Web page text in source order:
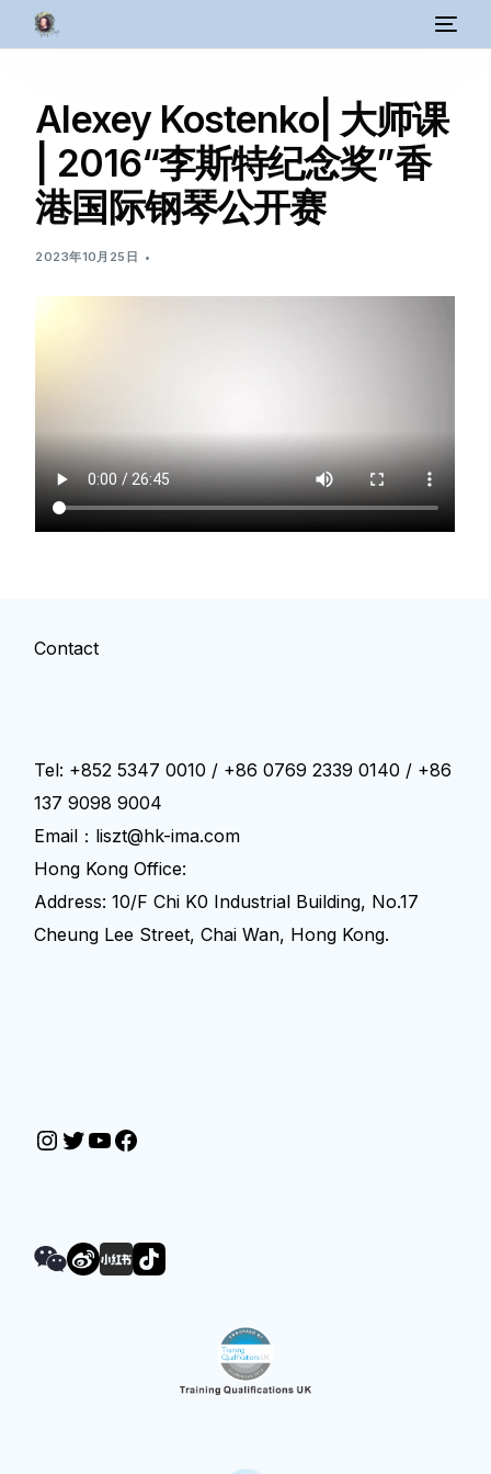
Alexey Kostenko| 大师课
| 2016“李斯特纪念奖”香
港国际钢琴公开赛
2023年10月25日
Contact
Tel: +852 5347 0010 / +86 0769 2339 0140 / +86
137 9098 9004
Email：liszt@hk-ima.com
Hong Kong Office:
Address: 10/F Chi K0 Industrial Building, No.17
Cheung Lee Street, Chai Wan, Hong Kong.
简体中文